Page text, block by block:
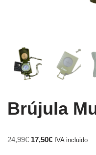
Brújula
24,99€ 17,50€ IVA incluido